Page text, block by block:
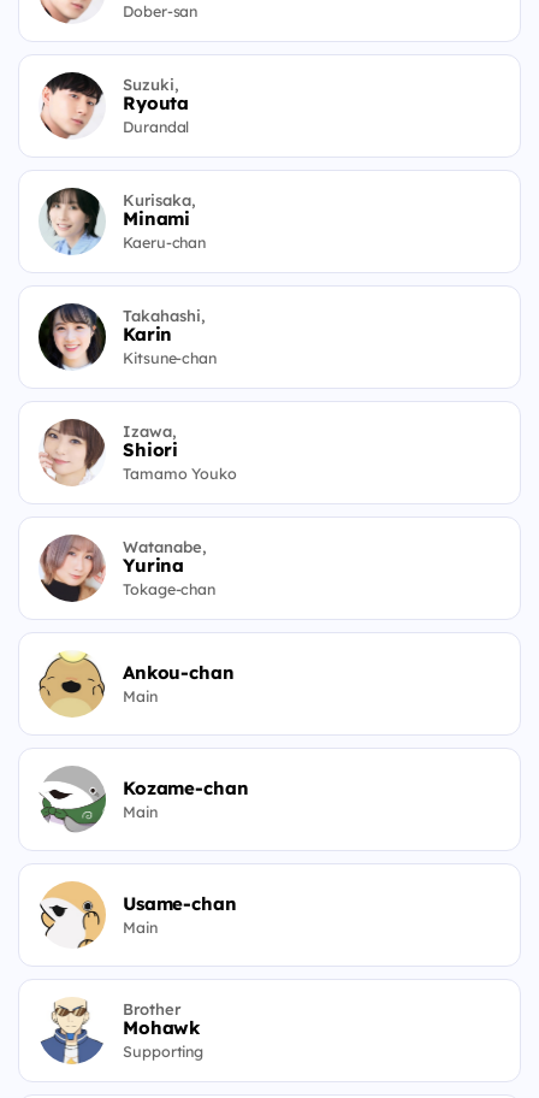
Dober-san
Suzuki,
Ryouta
Durandal
Kurisaka,
Minami
Kaeru-chan
Takahashi,
Karin
Kitsune-chan
Izawa,
Shiori
Tamamo Youko
Watanabe,
Yurina
Tokage-chan
Ankou-chan
Main
Kozame-chan
Main
Usame-chan
Main
Brother
Mohawk
Supporting